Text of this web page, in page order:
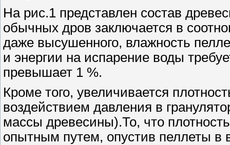
На рис.1 представлен состав
обычных дров заключается в
даже высушенного, влажность
и энергии на испарение воды
превышает 1 %.
Кроме того, увеличивается
воздействием давления в
массы древесины).То, что
опытным путем, опустив пеллеты в